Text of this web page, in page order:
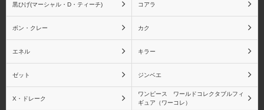
黒ひげ(マーシャル・D・ティーチ) コアラ
ボン・クレー カク
エネル キラー
ゼット ジンベエ
X・ドレーク
ワンピース ワールドコレクタブルフィ
ギュア（ワーコレ）